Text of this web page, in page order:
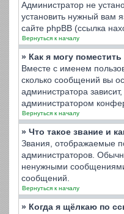
Администратор не
установить нужный вам
сайте phpBB (ссылка
Вернуться к началу
» Как я могу
Вместе с именем
сколько сообщений вы
администратора
администратором
Вернуться к началу
» Что такое звание и
Звания, отображаемые
администраторов.
ненужными сообщениями
сообщений.
Вернуться к началу
» Когда я щёлкаю по